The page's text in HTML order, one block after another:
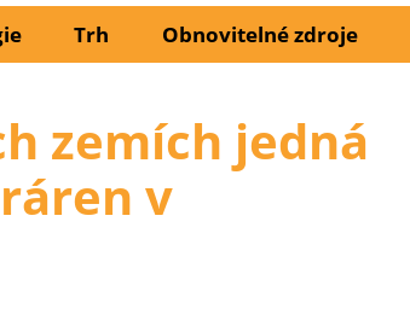
Trh Obnovitelné zdroje
zemích jedná
v